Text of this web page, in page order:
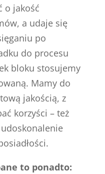
o jakość
a udaje się
po
do procesu
bloku stosujemy
Mamy do
jakością, z
korzyści – też
to ponadto: